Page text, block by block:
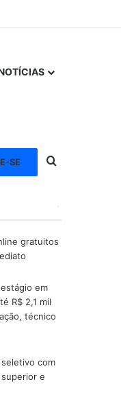
SE Procurar por
gratuitos
em
R$ 2,1 mil
técnico
seletivo com
e